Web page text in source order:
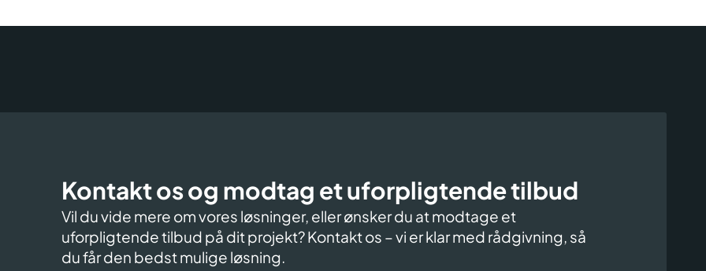
Kontakt os og modtag et uforpligtende tilbud
Vil du vide mere om vores løsninger, eller ønsker du at modtage et
uforpligtende tilbud på dit projekt? Kontakt os – vi er klar med rådgivning, så
du får den bedst mulige løsning.